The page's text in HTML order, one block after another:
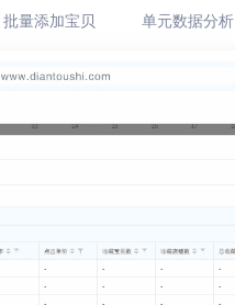
批量添加宝贝 单元数据分析